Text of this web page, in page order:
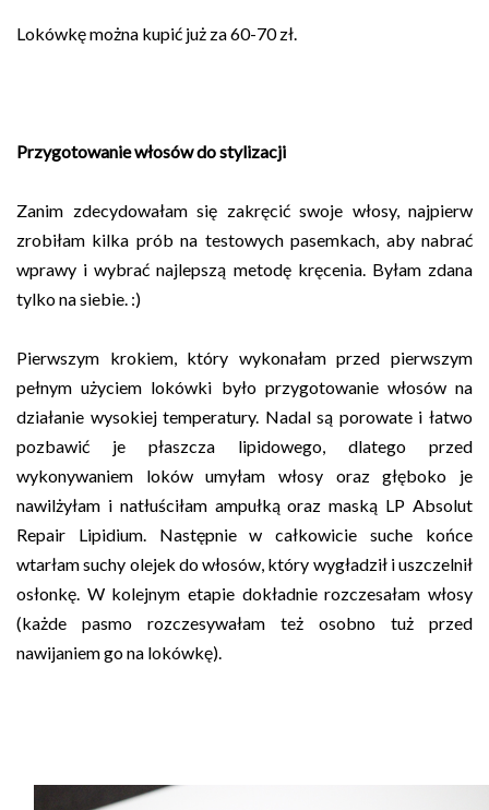
Lokówkę można kupić już za 60-70 zł.
Przygotowanie włosów do stylizacji
Zanim zdecydowałam się zakręcić swoje włosy, najpierw
zrobiłam kilka prób na testowych pasemkach, aby nabrać
wprawy i wybrać najlepszą metodę kręcenia. Byłam zdana
tylko na siebie. :)
Pierwszym krokiem, który wykonałam przed pierwszym
pełnym użyciem lokówki było przygotowanie włosów na
działanie wysokiej temperatury. Nadal są porowate i łatwo
pozbawić je płaszcza lipidowego, dlatego przed
wykonywaniem loków umyłam włosy oraz głęboko je
nawilżyłam i natłuściłam ampułką oraz maską LP Absolut
Repair Lipidium. Następnie w całkowicie suche końce
wtarłam suchy olejek do włosów, który wygładził i uszczelnił
osłonkę. W kolejnym etapie dokładnie rozczesałam włosy
(każde pasmo rozczesywałam też osobno tuż przed
nawijaniem go na lokówkę).